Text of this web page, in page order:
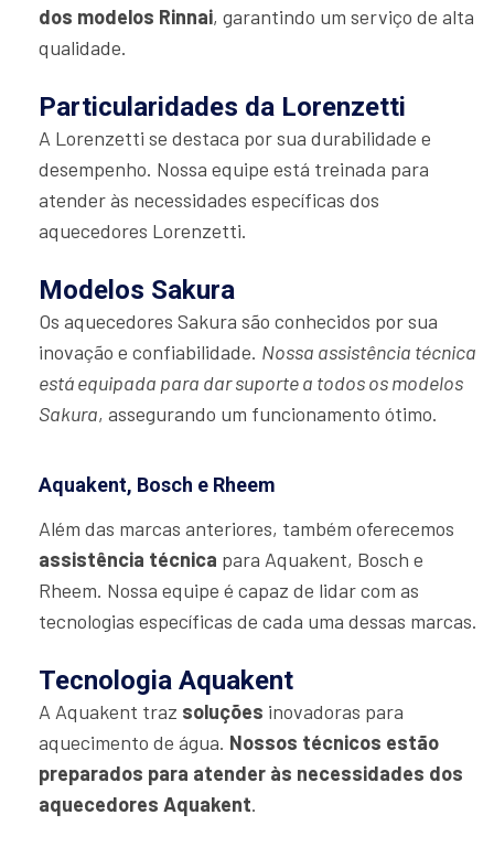
dos modelos Rinnai, garantindo um serviço de alta
qualidade.
Particularidades da Lorenzetti
A Lorenzetti se destaca por sua durabilidade e
desempenho. Nossa equipe está treinada para
atender às necessidades específicas dos
aquecedores Lorenzetti.
Modelos Sakura
Os aquecedores Sakura são conhecidos por sua
inovação e confiabilidade. Nossa assistência técnica
está equipada para dar suporte a todos os modelos
Sakura, assegurando um funcionamento ótimo.
Aquakent, Bosch e Rheem
Além das marcas anteriores, também oferecemos
assistência técnica para Aquakent, Bosch e
Rheem. Nossa equipe é capaz de lidar com as
tecnologias específicas de cada uma dessas marcas.
Tecnologia Aquakent
A Aquakent traz soluções inovadoras para
aquecimento de água. Nossos técnicos estão
preparados para atender às necessidades dos
aquecedores Aquakent.